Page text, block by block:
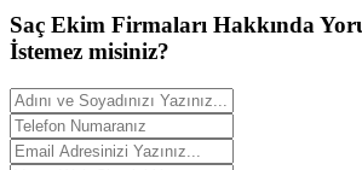
Saç Ekim Firmaları Hakkında
İstemez misiniz?